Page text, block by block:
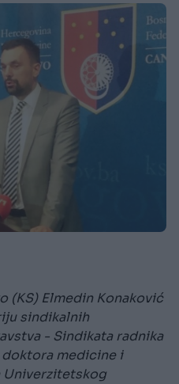
(KS) Elmedin Konaković
sindikalnih
- Sindikata radnika
doktora medicine i